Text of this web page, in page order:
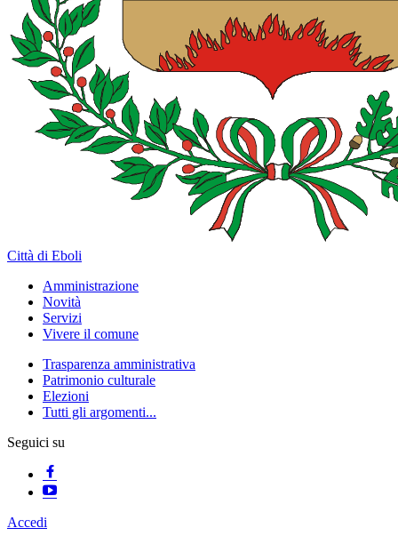
Città di Eboli
Amministrazione
Novità
Servizi
Vivere il comune
Trasparenza amministrativa
Patrimonio culturale
Elezioni
Tutti gli argomenti...
Seguici su
Accedi